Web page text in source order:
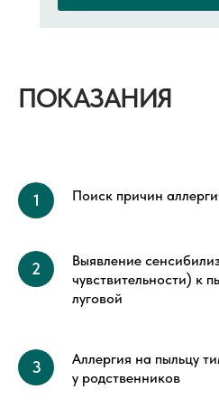
ПОКАЗАНИЯ
Поиск причин
Выявление
чувствительности) к
луговой
Аллергия на пыльцу
у родственников